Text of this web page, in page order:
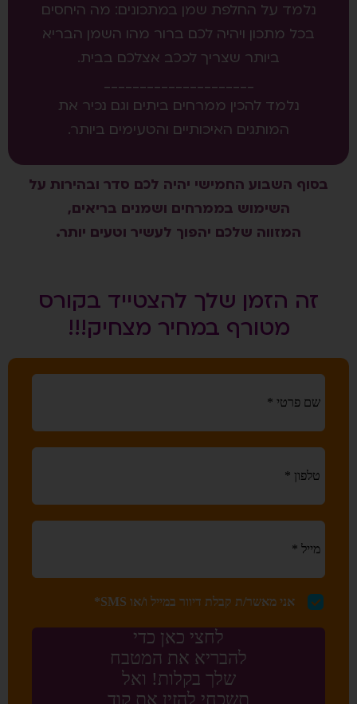
נלמד על החלפת שמן במתכונים: מה היחסים
בכל מתכון ויהיה לכם ברור מהו השמן הבריא
ביותר שצריך לככב אצלכם בבית.
נלמד להכין ממרחים ביתים וגם נכיר את
המותגים האיכותיים והטעימים ביותר.
בסוף השבוע החמישי יהיה לכם סדר ובהירות על
השימוש בממרחים ושמנים בריאים,
המזווה שלכם יהפוך לעשיר וטעים יותר.
זה הזמן שלך להצטייד בקורס
מטורף במחיר מצחיק!!!